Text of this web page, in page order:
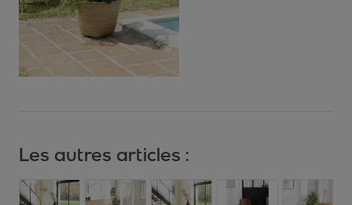
Les autres articles :